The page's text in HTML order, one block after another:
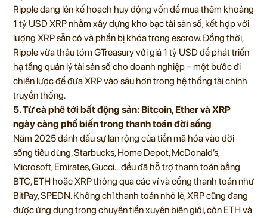
Ripple đang lên kế hoạch huy động vốn để mua thêm khoảng
1 tỷ USD XRP nhằm xây dựng kho bạc tài sản số, kết hợp với
lượng XRP sẵn có và phần bị khóa trong escrow. Đồng thời,
Ripple vừa thâu tóm GTreasury với giá 1 tỷ USD để phát triển
hạ tầng quản lý tài sản số cho doanh nghiệp – một bước đi
chiến lược để đưa XRP vào sâu hơn trong hệ thống tài chính
truyền thống.
5. Từ cà phê tới bất động sản: Bitcoin, Ether và XRP
ngày càng phổ biến trong thanh toán đời sống
Năm 2025 đánh dấu sự lan rộng của tiền mã hóa vào đời
sống tiêu dùng. Starbucks, Home Depot, McDonald’s,
Microsoft, Emirates, Gucci… đều đã hỗ trợ thanh toán bằng
BTC, ETH hoặc XRP thông qua các ví và cổng thanh toán như
BitPay, SPEDN. Không chỉ thanh toán nhỏ lẻ, XRP cũng đang
được ứng dụng trong chuyển tiền xuyên biên giới, còn ETH và